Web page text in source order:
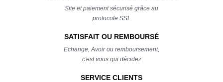
Site et paiement sécurisé grâce au
protocole SSL
SATISFAIT OU REMBOURSÉ
Echange, Avoir ou remboursement,
c'est vous qui décidez
SERVICE CLIENTS